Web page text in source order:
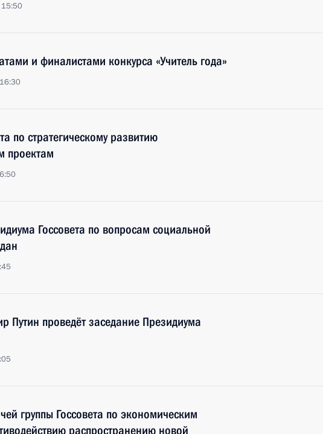
15:50
и финалистами конкурса «Учитель года»
по стратегическому развитию
проектам
Госсовета по вопросам социальной
Путин проведёт заседание Президиума
группы Госсовета по экономическим
распространению новой